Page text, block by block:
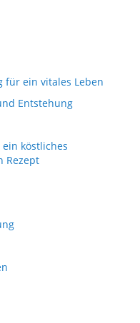
für ein vitales Leben
Entstehung
köstliches
Rezept